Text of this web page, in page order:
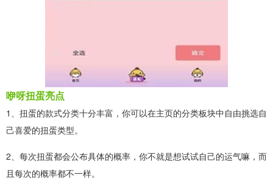
咿呀扭蛋亮点
1、扭蛋的款式分类十分丰富，你可以在主页的分类板块中自由挑选自
己喜爱的扭蛋类型。
2、每次扭蛋都会公布具体的概率，你不就是想试试自己的运气嘛，而
且每次的概率都不一样。